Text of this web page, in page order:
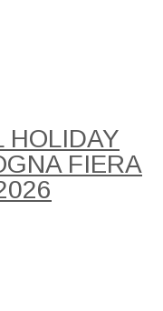
HOLIDAY
FIERA